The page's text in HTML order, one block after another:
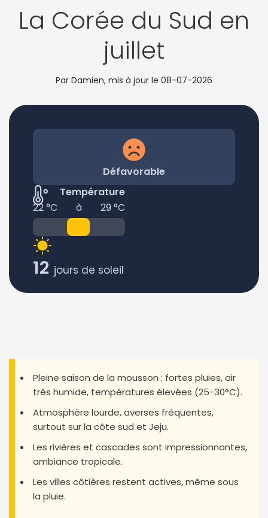
La Corée du Sud en
juillet
Par Damien, mis à jour le 08-07-2026
Défavorable
Température
22 °C
à 29 °C
12 jours de soleil
Pleine saison de la mousson : fortes pluies, air
très humide, températures élevées (25-30°C).
Atmosphère lourde, averses fréquentes,
surtout sur la côte sud et Jeju.
Les rivières et cascades sont impressionnantes,
ambiance tropicale.
Les villes côtières restent actives, même sous
la pluie.